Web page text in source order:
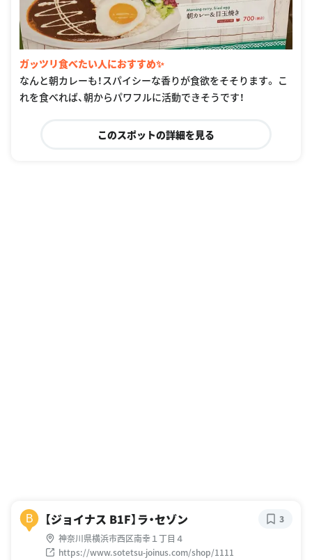
ガッツリ食べたい人におすすめ✨
なんと朝カレーも！スパイシーな香りが食欲をそそります。 こ
れを食べれば、朝からパワフルに活動できそうです！
このスポットの詳細を見る
B 【ジョイナス B1F】ラ・セゾン
神奈川県横浜市西区南幸１丁目４
https://www.sotetsu-joinus.com/shop/1111
3